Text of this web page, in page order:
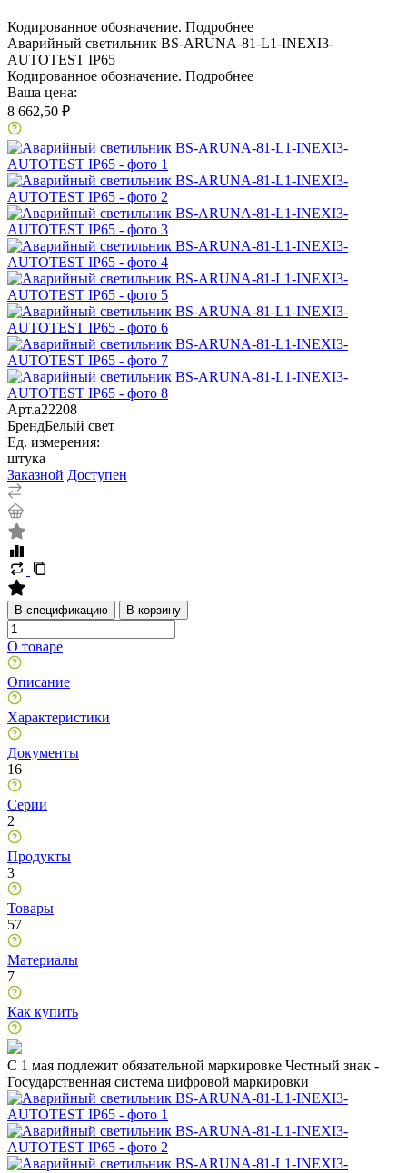
Кодированное обозначение. Подробнее
Аварийный светильник BS-ARUNA-81-L1-INEXI3-
AUTOTEST IP65
Кодированное обозначение. Подробнее
Ваша цена:
8 662,50 ₽
Арт.a22208
БрендБелый свет
Ед. измерения:
штука
Заказной Доступен
В спецификацию В корзину
О товаре
Описание
Характеристики
Документы
16
Серии
2
Продукты
3
Товары
57
Материалы
7
Как купить
C 1 мая подлежит обязательной маркировке Честный знак -
Государственная система цифровой маркировки